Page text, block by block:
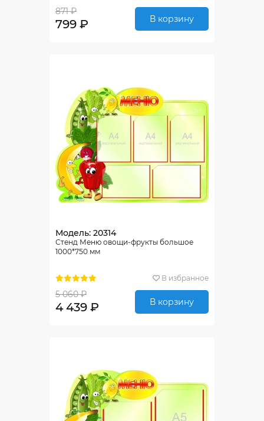
871 ₽
799 ₽ В корзину
Модель: 20314
Стенд Меню овощи-фрукты большое
1000*750 мм
В избранное
5 060 ₽
4 439 ₽ В корзину